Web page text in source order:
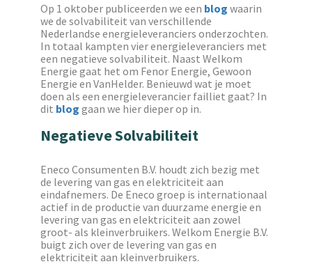
Op 1 oktober publiceerden we een blog waarin
we de solvabiliteit van verschillende
Nederlandse energieleveranciers onderzochten.
In totaal kampten vier energieleveranciers met
een negatieve solvabiliteit. Naast Welkom
Energie gaat het om Fenor Energie, Gewoon
Energie en VanHelder. Benieuwd wat je moet
doen als een energieleverancier failliet gaat? In
dit blog gaan we hier dieper op in.
Negatieve Solvabiliteit
Eneco Consumenten B.V. houdt zich bezig met
de levering van gas en elektriciteit aan
eindafnemers. De Eneco groep is internationaal
actief in de productie van duurzame energie en
levering van gas en elektriciteit aan zowel
groot- als kleinverbruikers. Welkom Energie B.V.
buigt zich over de levering van gas en
elektriciteit aan kleinverbruikers.